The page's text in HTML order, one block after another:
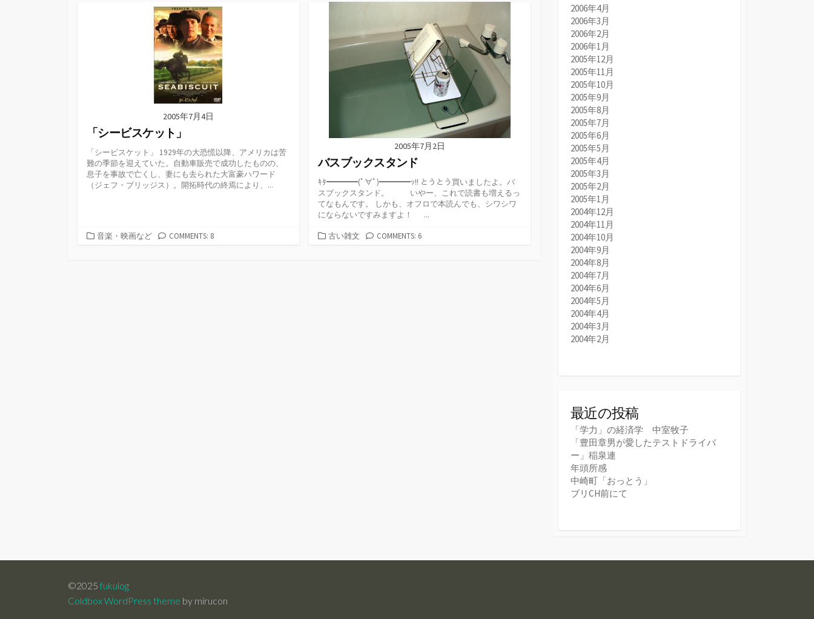
2005年7月4日
「シービスケット」
「シービスケット」 1929年の大恐慌以降、アメリカは苦
難の季節を迎えていた。自動車販売で成功したものの、
息子を事故で亡くし、妻にも去られた大富豪ハワード
（ジェフ・ブリッジス）。開拓時代の終焉により、...
カ音楽・映画など COMMENTS: 8
2005年7月2日
バスブックスタンド
ｷﾀ━━━━(ﾟ∀ﾟ)━━━━ｯ!! とうとう買いましたよ。バ
スブックスタンド。 いやー、これで読書も増えるっ
てなもんです。 しかも、オフロで本読んでも、シワシワ
にならないですみますよ！ ...
カ古い雑文 COMMENTS: 6
2006年4月
2006年3月
2006年2月
2006年1月
2005年12月
2005年11月
2005年10月
2005年9月
2005年8月
2005年7月
2005年6月
2005年5月
2005年4月
2005年3月
2005年2月
2005年1月
2004年12月
2004年11月
2004年10月
2004年9月
2004年8月
2004年7月
2004年6月
2004年5月
2004年4月
2004年3月
2004年2月
最近の投稿
「学力」の経済学 中室牧子
「豊田章男が愛したテストドライバ
ー」稲泉連
年頭所感
中崎町「おっとう」
ブリCH前にて
©2025 fukulog
Coldbox WordPress theme by mirucon